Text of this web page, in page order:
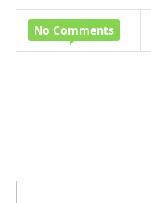
No Comments